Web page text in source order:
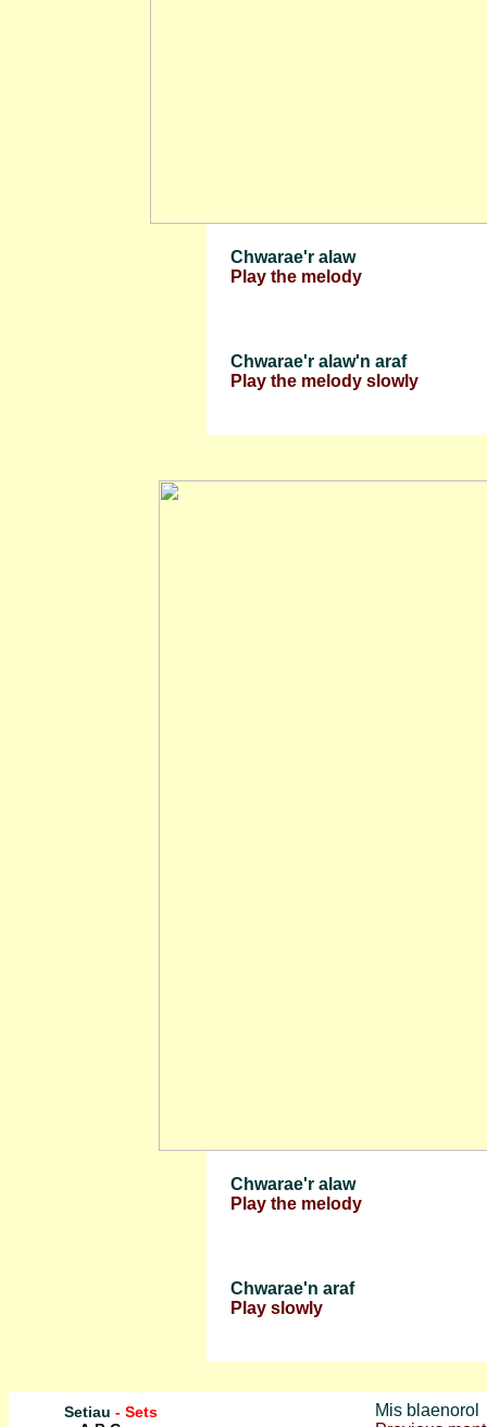
Chwarae'r alaw
Play the melody
Chwarae'r alaw'n araf
Play the melody slowly
Chwarae'r alaw
Play the melody
Chwarae'n araf
Play slowly
Setiau - Sets
Mis blaenorol